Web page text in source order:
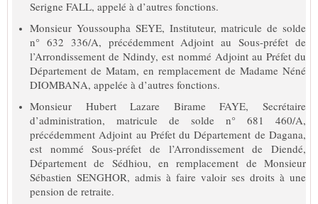
Serigne FALL, appelé à d’autres fonctions.
Monsieur Youssoupha SEYE, Instituteur, matricule de solde
n° 632 336/A, précédemment Adjoint au Sous-préfet de
l’Arrondissement de Ndindy, est nommé Adjoint au Préfet du
Département de Matam, en remplacement de Madame Néné
DIOMBANA, appelée à d’autres fonctions.
Monsieur Hubert Lazare Birame FAYE, Secrétaire
d’administration, matricule de solde n° 681 460/A,
précédemment Adjoint au Préfet du Département de Dagana,
est nommé Sous-préfet de l’Arrondissement de Diendé,
Département de Sédhiou, en remplacement de Monsieur
Sébastien SENGHOR, admis à faire valoir ses droits à une
pension de retraite.